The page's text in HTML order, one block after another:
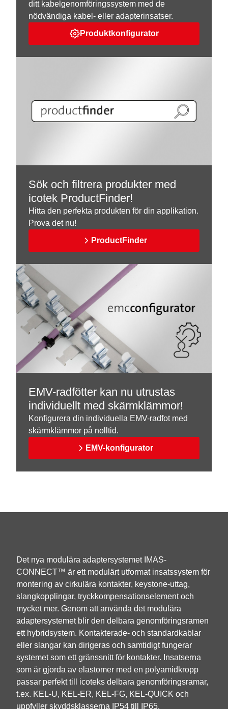
ditt kabelgenomföringssystem med de
nödvändiga kabel- eller adapterinsatser.
Produktkonfigurator
Sök och filtrera produkter med
icotek ProductFinder!
Hitta den perfekta produkten för din applikation.
Prova det nu!
ProductFinder
EMV-radfötter kan nu utrustas
individuellt med skärmklämmor!
Konfigurera din individuella EMV-radfot med
skärmklämmor på nolltid.
EMV-konfigurator
Det nya modulära adaptersystemet IMAS-
CONNECT™ är ett modulärt utformat insatssystem för
montering av cirkulära kontakter, keystone-uttag,
slangkopplingar, tryckkompensationselement och
mycket mer. Genom att använda det modulära
adaptersystemet blir den delbara genomföringsramen
ett hybridsystem. Kontakterade- och standardkablar
eller slangar kan dirigeras och samtidigt fungerar
systemet som ett gränssnitt för kontakter. Insatserna
som är gjorda av elastomer med en polyamidkropp
passar perfekt till icoteks delbara genomföringsramar,
t.ex. KEL-U, KEL-ER, KEL-FG, KEL-QUICK och
uppfyller skyddsklasserna IP54 till IP65.